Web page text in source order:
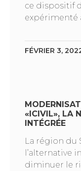
ce dispositif
expérimenté
FÉVRIER 3,
«ICIVIL», LA
INTÉGRÉE
La région du
l’alternative
diminuer le